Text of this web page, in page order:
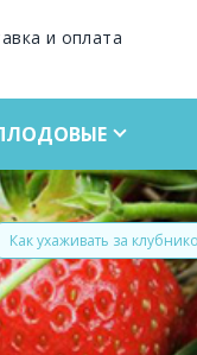
и оплата
Как ухаживать за